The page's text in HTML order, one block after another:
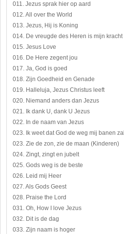
011. Jezus sprak hier op aard
012. All over the World
013. Jezus, Hij is Koning
014. De vreugde des Heren is mijn kracht
015. Jesus Love
016. De Here zegent jou
017. Ja, God is goed
018. Zijn Goedheid en Genade
019. Halleluja, Jezus Christus leeft
020. Niemand anders dan Jezus
021. Ik dank U, dank U Jezus
022. In de naam van Jezus
023. Ik weet dat God de weg mij banen zal
023. Zie de zon, zie de maan (Kinderen)
024. Zingt, zingt en jubelt
025. Gods weg is de beste
026. Leid mij Heer
027. Als Gods Geest
028. Praise the Lord
031. Oh, How I love Jezus
032. Dit is de dag
033. Zijn naam is hoger